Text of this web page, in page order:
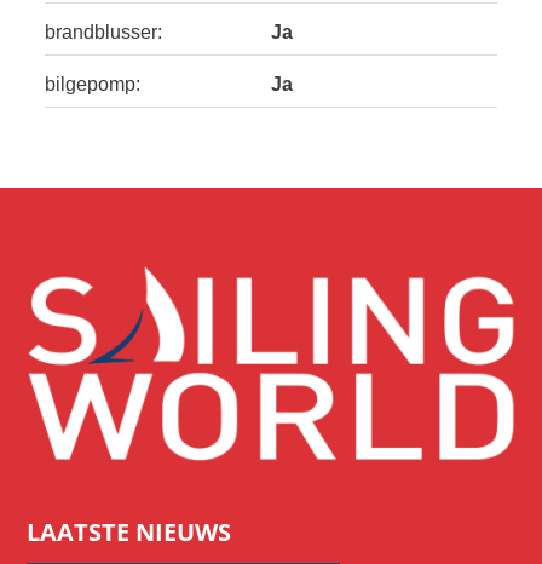
brandblusser: Ja
bilgepomp: Ja
LAATSTE NIEUWS